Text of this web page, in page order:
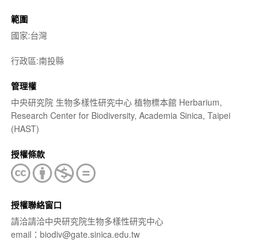
範圍
國家:台灣
行政區:南投縣
管理權
中央研究院 生物多樣性研究中心 植物標本館 Herbarium,
Research Center for Biodiversity, Academia Sinica, Taipei
(HAST)
授權條款
授權聯絡窗口
請洽請洽中央研究院生物多樣性研究中心
email：biodiv@gate.sinica.edu.tw